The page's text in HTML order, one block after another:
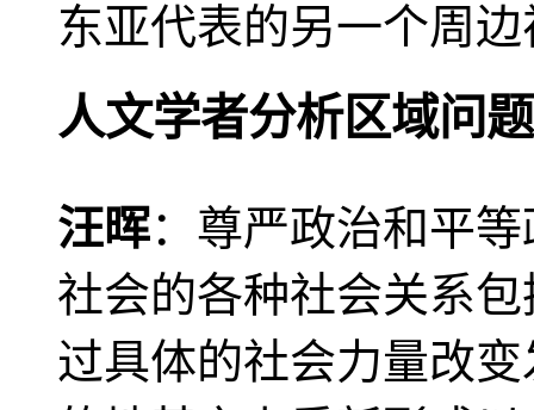
东亚代表的另一个周
人文学者分析区域问题
汪晖：尊严政治和平
社会的各种社会关系
过具体的社会力量改